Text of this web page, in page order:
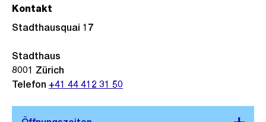
Kontakt
Stadthausquai 17
Stadthaus
8001 Zürich
Telefon +41 44 412 31 50